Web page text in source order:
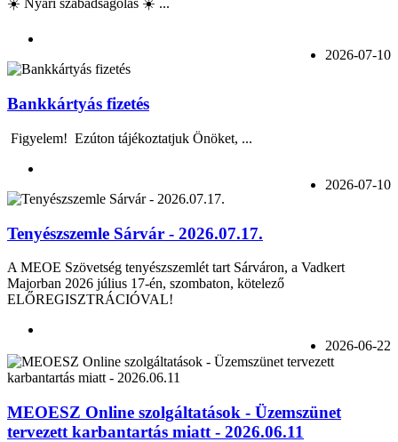
☀️ Nyári szabadságolás ☀️ ...
2026-07-10
Bankkártyás fizetés
Figyelem! Ezúton tájékoztatjuk Önöket, ...
2026-07-10
Tenyészszemle Sárvár - 2026.07.17.
A MEOE Szövetség tenyészszemlét tart Sárváron, a Vadkert
Majorban 2026 július 17-én, szombaton, kötelező
ELŐREGISZTRÁCIÓVAL!
2026-06-22
MEOESZ Online szolgáltatások - Üzemszünet
tervezett karbantartás miatt - 2026.06.11